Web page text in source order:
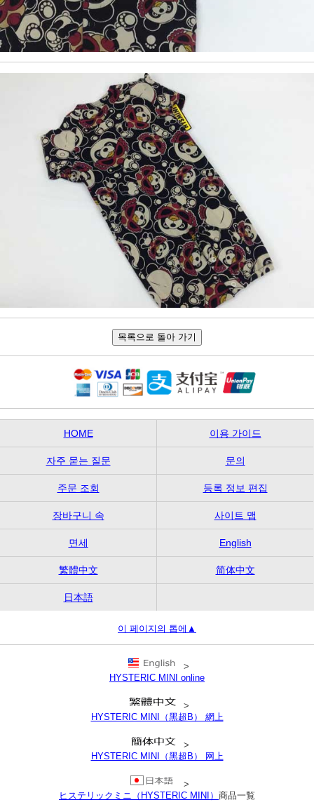
HOME 이용 가이드
자주 묻는 질문 문의
주문 조회 등록 정보 편집
장바구니 속 사이트 맵
면세 English
繁體中文 简体中文
日本語
이 페이지의 톱에▲
>
HYSTERIC MINI online
>
HYSTERIC MINI（黑超B） 網上
>
HYSTERIC MINI（黑超B） 网上
>
ヒステリックミニ（HYSTERIC MINI） 商品一覧